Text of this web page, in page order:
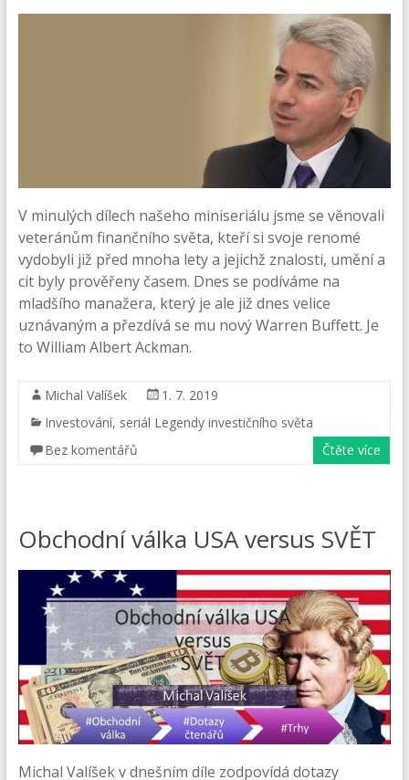
V minulých dílech našeho miniseriálu jsme se věnovali
veteránům finančního světa, kteří si svoje renomé
vydobyli již před mnoha lety a jejichž znalosti, umění a
cit byly prověřeny časem. Dnes se podíváme na
mladšího manažera, který je ale již dnes velice
uznávaným a přezdívá se mu nový Warren Buffett. Je
to William Albert Ackman.
Michal Valíšek
1. 7. 2019
Investování, seriál Legendy investičního světa
Bez komentářů
Čtěte více
Obchodní válka USA versus SVĚT
Michal Valíšek v dnešním díle zodpovídá dotazy